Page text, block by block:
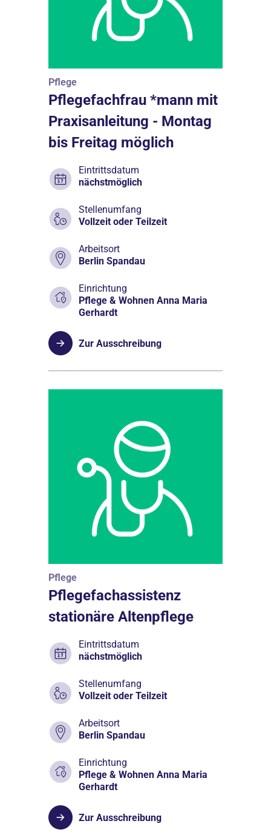
Pflege
Pflegefachfrau *mann mit
Praxisanleitung - Montag
bis Freitag möglich
Eintrittsdatum
nächstmöglich
Stellenumfang
Vollzeit oder Teilzeit
Arbeitsort
Berlin Spandau
Einrichtung
Pflege & Wohnen Anna Maria
Gerhardt
Zur Ausschreibung
Pflege
Pflegefachassistenz
stationäre Altenpflege
Eintrittsdatum
nächstmöglich
Stellenumfang
Vollzeit oder Teilzeit
Arbeitsort
Berlin Spandau
Einrichtung
Pflege & Wohnen Anna Maria
Gerhardt
Zur Ausschreibung